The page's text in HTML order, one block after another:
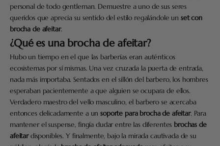
personal de todo gentleman. Demuestre a uno de sus seres
queridos que aprecia su sentido del estilo regalándole un set con
brocha de afeitar.
¿Qué es una brocha de afeitar?
Hubo un tiempo en el que las barberías eran auténticos
ecosistemas por sí mismas. Una vez cruzada la puerta de entrada,
nada más importaba. Sentados en el sillón del barbero, los hombres
esperaban pacientemente a que alguien se ocupara de ellos.
Verdadero maestro del vello masculino, el barbero se acercaba
entonces delicadamente a unsoporte para brocha de afeitar. Para
mantener el suspense, fingía dudar entre las diferentes brochas de
afeitardisponibles. Y finalmente, bajo la mirada cautivada de su